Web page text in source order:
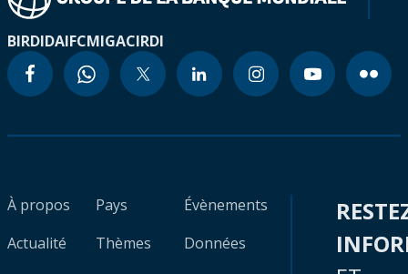
BIRDIDAIFCMIGACIRDI
À propos
Actualité
Pays
Thèmes
Évènements
Données